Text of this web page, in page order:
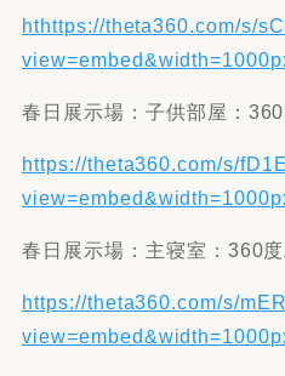
hthttps://theta360.com/s/
春日展示場：子供部屋：
https://theta360.com/s/
春日展示場：主寝室：360
https://theta360.com/s/